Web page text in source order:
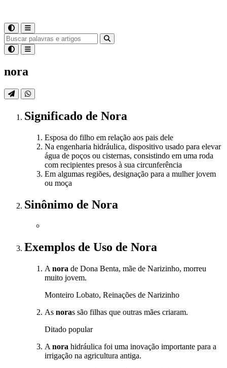
nora
Significado de Nora
Esposa do filho em relação aos pais dele
Na engenharia hidráulica, dispositivo usado para elevar
água de poços ou cisternas, consistindo em uma roda
com recipientes presos à sua circunferência
Em algumas regiões, designação para a mulher jovem
ou moça
Sinônimo de Nora
Exemplos de Uso de Nora
A nora de Dona Benta, mãe de Narizinho, morreu
muito jovem.
Monteiro Lobato, Reinações de Narizinho
As noras são filhas que outras mães criaram.
Ditado popular
A nora hidráulica foi uma inovação importante para a
irrigação na agricultura antiga.